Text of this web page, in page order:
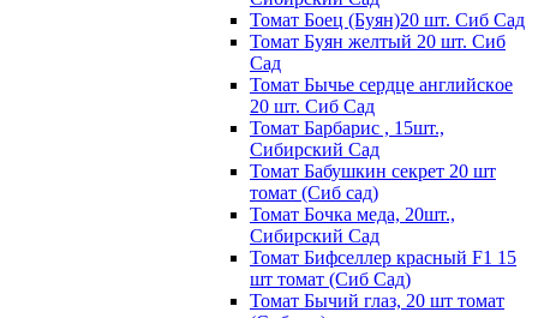
Томат Боец (Буян)20 шт. Сиб Сад
Томат Бyян жeлтый 20 шт. Сиб
Сaд
Томат Бычьe cepдцe aнглийcкoe
20 шт. Сиб Сaд
Томат Барбарис , 15шт.,
Сибирский Сад
Томат Бабушкин секрет 20 шт
томат (Сиб сад)
Томат Бочка меда, 20шт.,
Сибирский Сад
Томат Бифселлер красный F1 15
шт томат (Сиб Сад)
Томат Бычий глаз, 20 шт томат